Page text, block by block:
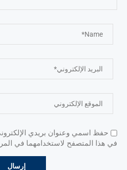
حفظ اسمي وعنوان بريدي
في هذا المتصفح لاستخدامهما في